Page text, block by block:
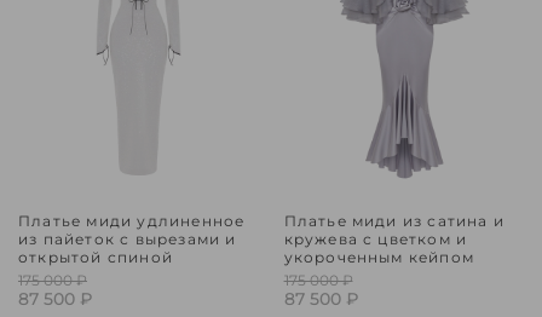
Платье миди удлиненное
из пайеток с вырезами и
открытой спиной
175 000 ₽
87 500 ₽
Платье миди из сатина и
кружева с цветком и
укороченным кейпом
175 000 ₽
87 500 ₽